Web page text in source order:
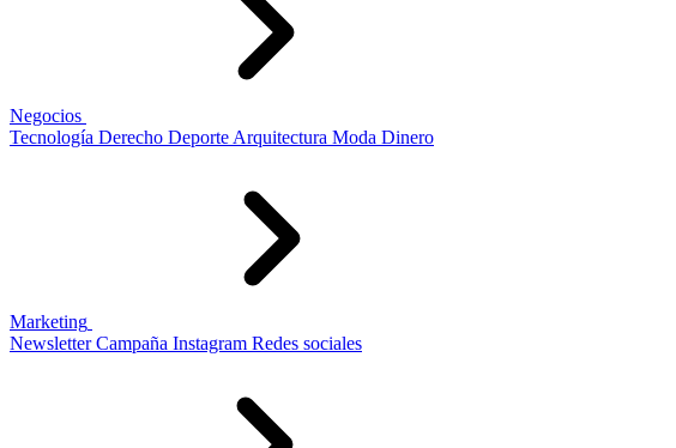
Negocios
Tecnología Derecho Deporte Arquitectura Moda Dinero
Marketing
Newsletter Campaña Instagram Redes sociales